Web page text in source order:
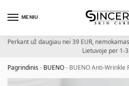
MENIU
Perkant už daugiau nei 39 EUR,
Lietuvoje per 1-
Pagrindinis- BUENO- BUENO Anti-Wrinkle